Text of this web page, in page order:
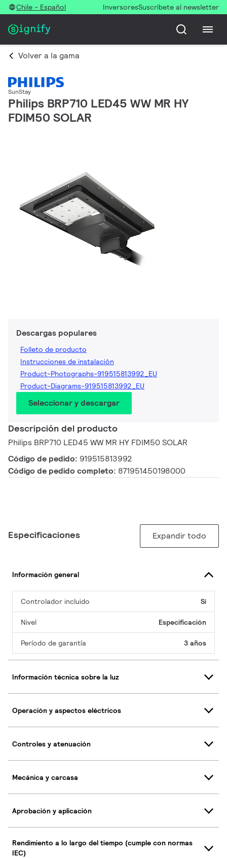
Chile - Español InversoresSuscríbete al newsletter
Volver a la gama
SunStay
Philips BRP710 LED45 WW MR HY
FDIM50 SOLAR
Descargas populares
Folleto de producto
Instrucciones de instalación
Product-Photographs-919515813992_EU
Product-Diagrams-919515813992_EU
Seleccionar y descargar
Descripción del producto
Philips BRP710 LED45 WW MR HY FDIM50 SOLAR
Código de pedido: 919515813992
Código de pedido completo: 871951450198000
Especificaciones Expandir todo
Información general
Controlador incluido Sí
Nivel Especificación
Período de garantía 3 años
Información técnica sobre la luz
Operación y aspectos eléctricos
Controles y atenuación
Mecánica y carcasa
Aprobación y aplicación
Rendimiento a lo largo del tiempo (cumple con normas
IEC)